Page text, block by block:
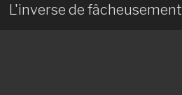
L'inverse de fâcheusement